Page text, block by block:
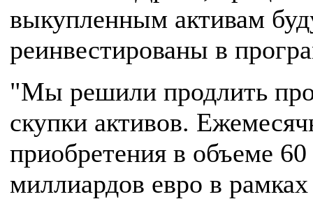
выкупленным активам
реинвестированы в
"Мы решили продлить
скупки активов.
приобретения в объеме 60
миллиардов евро в рамках